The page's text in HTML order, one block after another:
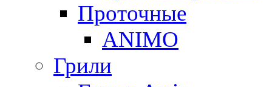
Проточные
ANIMO
Грили